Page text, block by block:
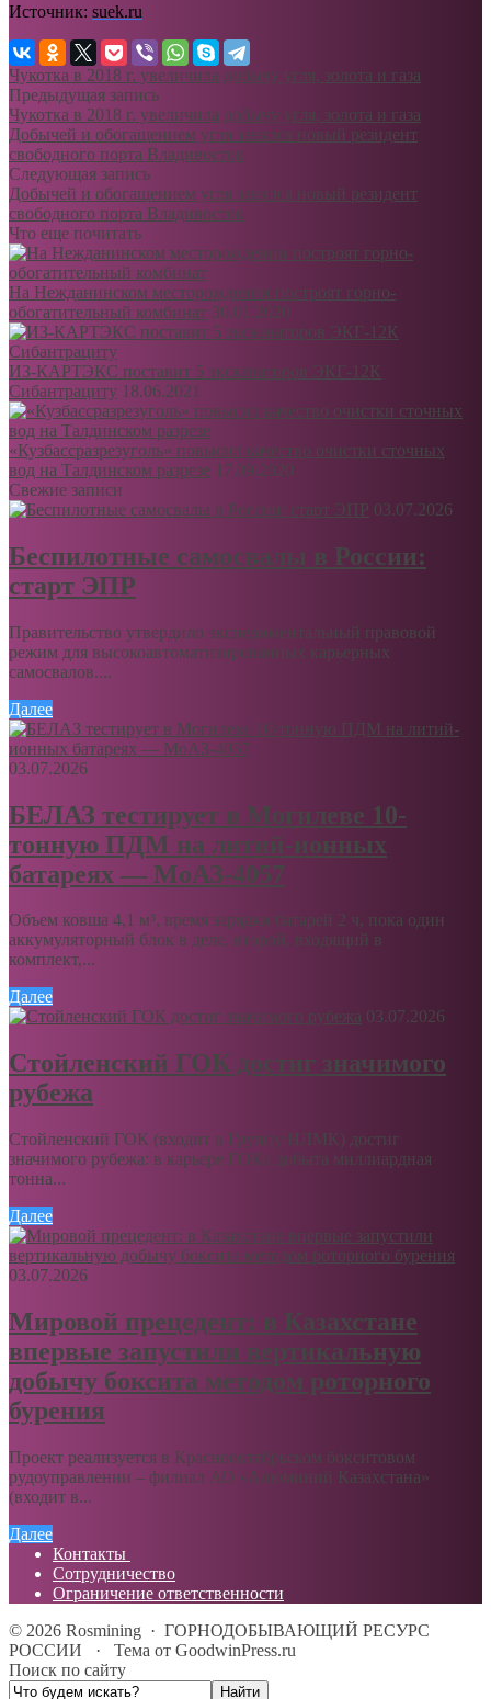
Источник: suek.ru
Чукотка в 2018 г. увеличила добычу угля, золота и газа
Предыдущая запись
Чукотка в 2018 г. увеличила добычу угля, золота и газа
Добычей и обогащением угля занялся новый резидент
свободного порта Владивосток
Следующая запись
Добычей и обогащением угля занялся новый резидент
свободного порта Владивосток
Что еще почитать
На Нежданинском месторождении построят горно-
обогатительный комбинат 30.01.2020
ИЗ-КАРТЭКС поставит 5 экскаваторов ЭКГ-12К
Сибантрациту 18.06.2021
«Кузбассразрезуголь» повысил качество очистки сточных
вод на Талдинском разрезе 17.09.2020
Свежие записи
03.07.2026
Беспилотные самосвалы в России:
старт ЭПР
Правительство утвердило экспериментальный правовой
режим для высокоавтоматизированных карьерных
самосвалов....
Далее
03.07.2026
БЕЛАЗ тестирует в Могилеве 10-
тонную ПДМ на литий-ионных
батареях — МоАЗ-4057
Объем ковша 4,1 м³, время зарядки батарей 2 ч, пока один
аккумуляторный блок в деле, второй, входящий в
комплект,...
Далее
03.07.2026
Стойленский ГОК достиг значимого
рубежа
Стойленский ГОК (входит в Группу НЛМК) достиг
значимого рубежа: в карьере ГОКа добыта миллиардная
тонна...
Далее
03.07.2026
Мировой прецедент: в Казахстане
впервые запустили вертикальную
добычу боксита методом роторного
бурения
Проект реализуется в Краснооктябрьском бокситовом
рудоуправлении – филиал АО «Алюминий Казахстана»
(входит в...
Далее
Контакты
Сотрудничество
Ограничение ответственности
© 2026 Rosmining · ГОРНОДОБЫВАЮЩИЙ РЕСУРС
РОССИИ
· Тема от GoodwinPress.ru
Поиск по сайту